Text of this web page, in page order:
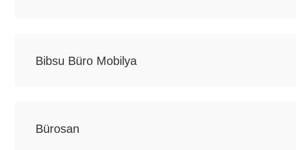
Bibsu Büro Mobilya
Bürosan